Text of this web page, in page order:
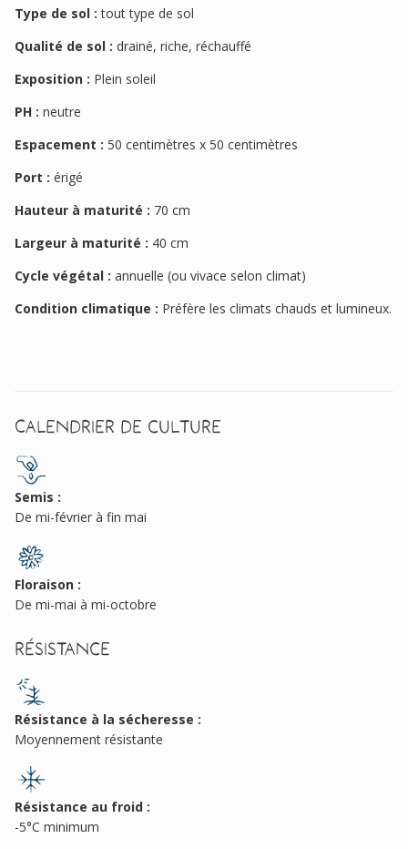
Type de sol : tout type de sol
Qualité de sol : drainé, riche, réchauffé
Exposition : Plein soleil
PH : neutre
Espacement : 50 centimètres x 50 centimètres
Port : érigé
Hauteur à maturité : 70 cm
Largeur à maturité : 40 cm
Cycle végétal : annuelle (ou vivace selon climat)
Condition climatique : Préfère les climats chauds et lumineux.
Calendrier de culture
Semis :
De mi-février à fin mai
Floraison :
De mi-mai à mi-octobre
Résistance
Résistance à la sécheresse :
Moyennement résistante
Résistance au froid :
-5°C minimum